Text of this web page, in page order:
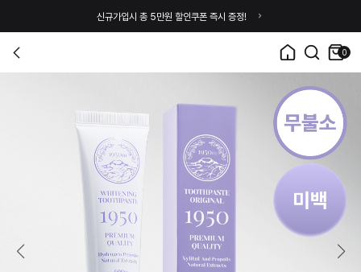
신규가입시 총 5만원 할인쿠폰 즉시 증정!
0